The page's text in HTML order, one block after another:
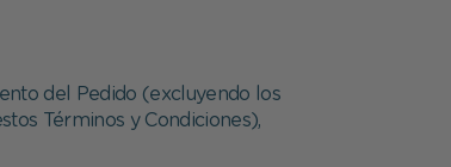
del Pedido (excluyendo los
Términos y Condiciones),